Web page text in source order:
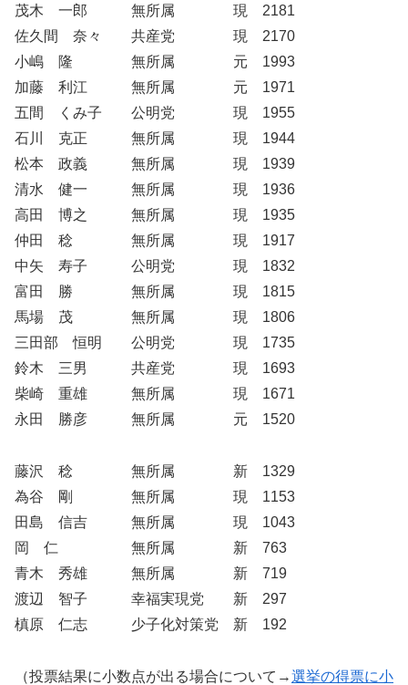
茂木 一郎 無所属 現 2181
佐久間 奈々 共産党 現 2170
小嶋 隆 無所属 元 1993
加藤 利江 無所属 元 1971
五間 くみ子 公明党 現 1955
石川 克正 無所属 現 1944
松本 政義 無所属 現 1939
清水 健一 無所属 現 1936
高田 博之 無所属 現 1935
仲田 稔 無所属 現 1917
中矢 寿子 公明党 現 1832
富田 勝 無所属 現 1815
馬場 茂 無所属 現 1806
三田部 恒明 公明党 現 1735
鈴木 三男 共産党 現 1693
柴崎 重雄 無所属 現 1671
永田 勝彦 無所属 元 1520
藤沢 稔 無所属 新 1329
為谷 剛 無所属 現 1153
田島 信吉 無所属 現 1043
岡 仁 無所属 新 763
青木 秀雄 無所属 新 719
渡辺 智子 幸福実現党 新 297
槙原 仁志 少子化対策党 新 192
（投票結果に小数点が出る場合について→選挙の得票に小